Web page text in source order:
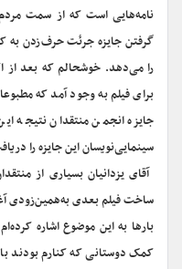
نامه‌هایی است که از سمت
گرفتن جایزه جرئت حرف‌زدن به
را می‌دهد. خوشحالم که بعد از
برای فیلم به وجود آمد که
جایزه انجمن منتقدان نتیجه
سینمایی‌‌نویسان این جایزه را
آقای یزدانیان بسیاری از
ساخت فیلم بعدی به‌همین‌زودی
بارها به این موضوع اشاره
کمک دوستانی که کنارم بودند